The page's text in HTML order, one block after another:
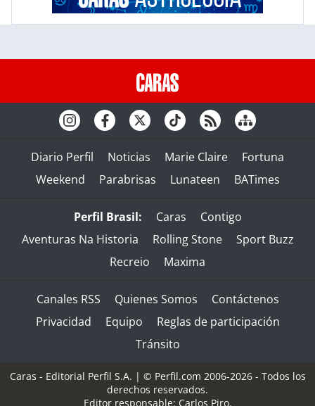
Diario Perfil Noticias Marie Claire
Fortuna
Weekend
Parabrisas Lunateen BATimes
Perfil Brasil: Caras
Contigo
Aventuras Na Historia
Rolling Stone
Sport Buzz
Recreio
Maxima
Canales RSS Quienes Somos
Contáctenos
Privacidad
Equipo
Reglas de participación
Tránsito
Caras - Editorial Perfil S.A. | © Perfil.com 2006-2026 - Todos los
derechos reservados.
Editor responsable: Carlos Piro.